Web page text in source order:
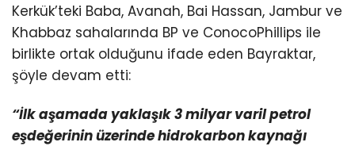
Kerkük’teki Baba, Avanah, Bai Hassan, Jambur ve
Khabbaz sahalarında BP ve ConocoPhillips ile
birlikte ortak olduğunu ifade eden Bayraktar,
şöyle devam etti:
“İlk aşamada yaklaşık 3 milyar varil petrol
eşdeğerinin üzerinde hidrokarbon kaynağı